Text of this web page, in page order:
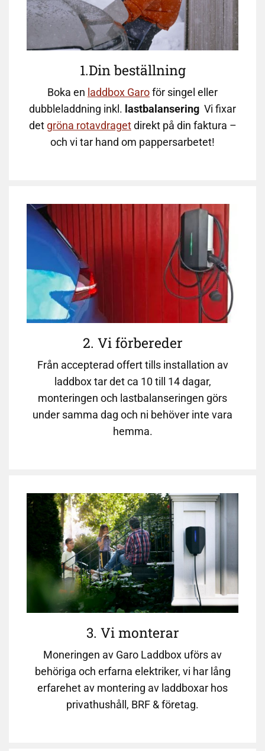
1.Din beställning
Boka en laddbox Garoför singel eller
dubbleladdning inkl. lastbalansering Vi fixar
det gröna rotavdragetdirekt på din faktura –
och vi tar hand om pappersarbetet!
2. Vi förbereder
Från accepterad offert tills installation av
laddbox tar det ca 10 till 14 dagar,
monteringen och lastbalanseringen görs
under samma dag och ni behöver inte vara
hemma.
3. Vi monterar
Moneringen av Garo Laddbox uförs av
behöriga och erfarna elektriker, vi har lång
erfarehet av montering av laddboxar hos
privathushåll, BRF & företag.